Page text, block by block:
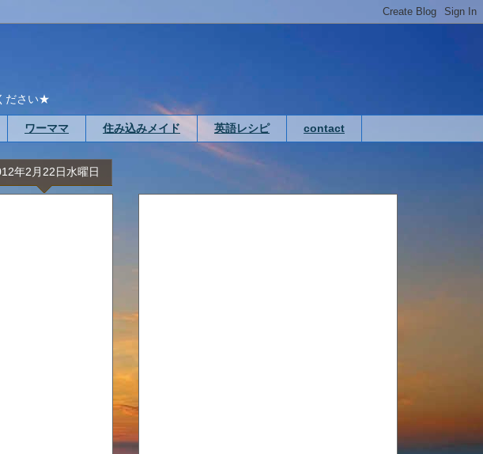
ださい★
ワーママ 住み込みメイド 英語レシピ contact
年2月22日水曜日